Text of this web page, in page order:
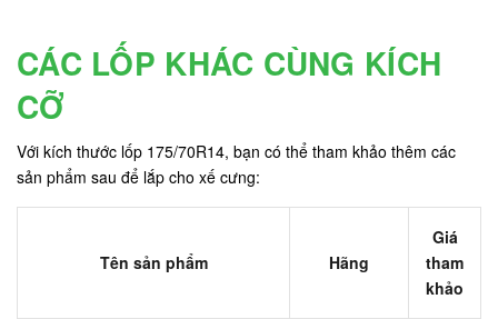
CÁC LỐP KHÁC CÙNG KÍCH
CỠ
Với kích thước lốp 175/70R14, bạn có thể tham khảo thêm các
sản phẩm sau để lắp cho xế cưng:
Tên sản phẩm Hãng
Giá
tham
khảo